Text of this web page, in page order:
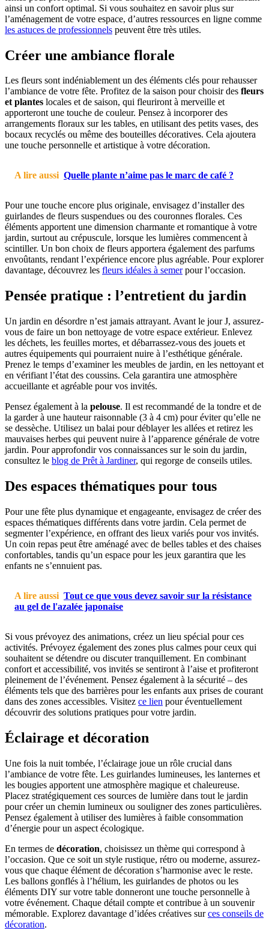
ainsi un confort optimal. Si vous souhaitez en savoir plus sur
l’aménagement de votre espace, d’autres ressources en ligne comme
les astuces de professionnels peuvent être très utiles.
Créer une ambiance florale
Les fleurs sont indéniablement un des éléments clés pour rehausser
l’ambiance de votre fête. Profitez de la saison pour choisir des fleurs
et plantes locales et de saison, qui fleuriront à merveille et
apporteront une touche de couleur. Pensez à incorporer des
arrangements floraux sur les tables, en utilisant des petits vases, des
bocaux recyclés ou même des bouteilles décoratives. Cela ajoutera
une touche personnelle et artistique à votre décoration.
A lire aussi Quelle plante n’aime pas le marc de café ?
Pour une touche encore plus originale, envisagez d’installer des
guirlandes de fleurs suspendues ou des couronnes florales. Ces
éléments apportent une dimension charmante et romantique à votre
jardin, surtout au crépuscule, lorsque les lumières commencent à
scintiller. Un bon choix de fleurs apportera également des parfums
envoûtants, rendant l’expérience encore plus agréable. Pour explorer
davantage, découvrez les fleurs idéales à semerpour l’occasion.
Pensée pratique : l’entretient du jardin
Un jardin en désordre n’est jamais attrayant. Avant le jour J, assurez-
vous de faire un bon nettoyage de votre espace extérieur. Enlevez
les déchets, les feuilles mortes, et débarrassez-vous des jouets et
autres équipements qui pourraient nuire à l’esthétique générale.
Prenez le temps d’examiner les meubles de jardin, en les nettoyant et
en vérifiant l’état des coussins. Cela garantira une atmosphère
accueillante et agréable pour vos invités.
Pensez également à la pelouse. Il est recommandé de la tondre et de
la garder à une hauteur raisonnable (3 à 4 cm) pour éviter qu’elle ne
se dessèche. Utilisez un balai pour déblayer les allées et retirez les
mauvaises herbes qui peuvent nuire à l’apparence générale de votre
jardin. Pour approfondir vos connaissances sur le soin du jardin,
consultez le blog de Prêt à Jardiner, qui regorge de conseils utiles.
Des espaces thématiques pour tous
Pour une fête plus dynamique et engageante, envisagez de créer des
espaces thématiques différents dans votre jardin. Cela permet de
segmenter l’expérience, en offrant des lieux variés pour vos invités.
Un coin repas peut être aménagé avec de belles tables et des chaises
confortables, tandis qu’un espace pour les jeux garantira que les
enfants ne s’ennuient pas.
A lire aussi Tout ce que vous devez savoir sur la résistance
au gel de l'azalée japonaise
Si vous prévoyez des animations, créez un lieu spécial pour ces
activités. Prévoyez également des zones plus calmes pour ceux qui
souhaitent se détendre ou discuter tranquillement. En combinant
confort et accessibilité, vos invités se sentiront à l’aise et profiteront
pleinement de l’événement. Pensez également à la sécurité – des
éléments tels que des barrières pour les enfants aux prises de courant
dans des zones accessibles. Visitez ce lien pour éventuellement
découvrir des solutions pratiques pour votre jardin.
Éclairage et décoration
Une fois la nuit tombée, l’éclairage joue un rôle crucial dans
l’ambiance de votre fête. Les guirlandes lumineuses, les lanternes et
les bougies apportent une atmosphère magique et chaleureuse.
Placez stratégiquement ces sources de lumière dans tout le jardin
pour créer un chemin lumineux ou souligner des zones particulières.
Pensez également à utiliser des lumières à faible consommation
d’énergie pour un aspect écologique.
En termes de décoration, choisissez un thème qui correspond à
l’occasion. Que ce soit un style rustique, rétro ou moderne, assurez-
vous que chaque élément de décoration s’harmonise avec le reste.
Les ballons gonflés à l’hélium, les guirlandes de photos ou les
éléments DIY sur votre table donneront une touche personnelle à
votre événement. Chaque détail compte et contribue à un souvenir
mémorable. Explorez davantage d’idées créatives surces conseils de
décoration.